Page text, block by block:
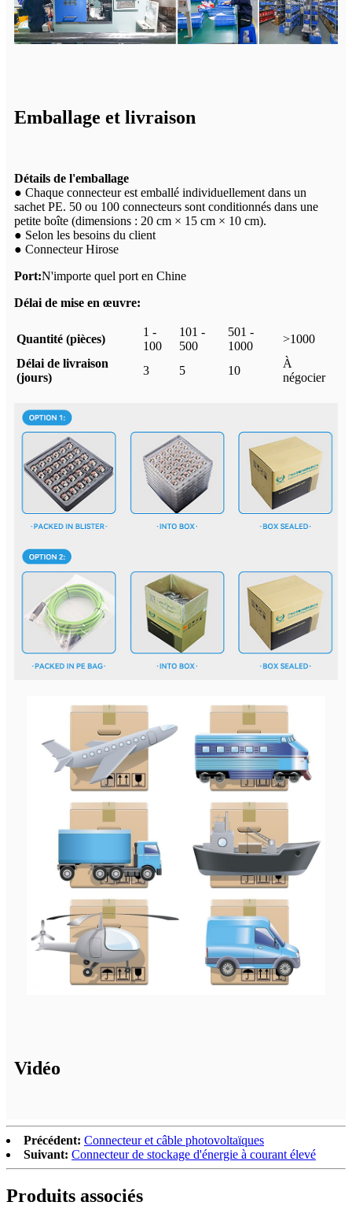
Emballage et livraison
Détails de l'emballage
● Chaque connecteur est emballé individuellement dans un
sachet PE. 50 ou 100 connecteurs sont conditionnés dans une
petite boîte (dimensions : 20 cm × 15 cm × 10 cm).
● Selon les besoins du client
● Connecteur Hirose
Port:N'importe quel port en Chine
Délai de mise en œuvre:
Quantité (pièces)
1 -
100
101 -
500
501 -
1000
>1000
Délai de livraison
(jours)
3 5 10
À
négocier
Vidéo
Précédent: Connecteur et câble photovoltaïques
Suivant: Connecteur de stockage d'énergie à courant élevé
Produits associés